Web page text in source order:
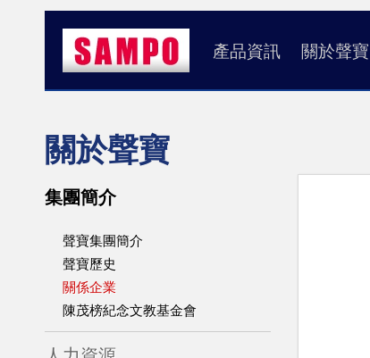
產品資訊 關於聲寶
關於聲寶
集團簡介
聲寶集團簡介
聲寶歷史
關係企業
陳茂榜紀念文教基金會